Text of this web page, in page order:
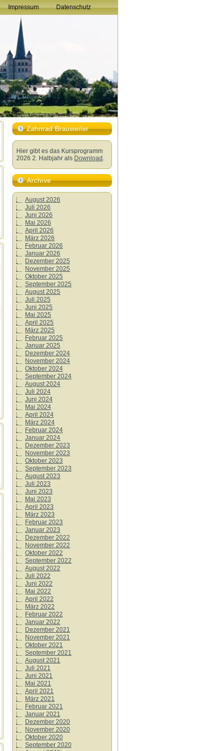
Impressum Datenschutz
Zahnrad Brauweiler
Hier gibt es das Kursprogramm
2026 2. Halbjahr als Download .
Archive
August 2026
Juli 2026
Juni 2026
Mai 2026
April 2026
März 2026
Februar 2026
Januar 2026
Dezember 2025
November 2025
Oktober 2025
September 2025
August 2025
Juli 2025
Juni 2025
Mai 2025
April 2025
März 2025
Februar 2025
Januar 2025
Dezember 2024
November 2024
Oktober 2024
September 2024
August 2024
Juli 2024
Juni 2024
Mai 2024
April 2024
März 2024
Februar 2024
Januar 2024
Dezember 2023
November 2023
Oktober 2023
September 2023
August 2023
Juli 2023
Juni 2023
Mai 2023
April 2023
März 2023
Februar 2023
Januar 2023
Dezember 2022
November 2022
Oktober 2022
September 2022
August 2022
Juli 2022
Juni 2022
Mai 2022
April 2022
März 2022
Februar 2022
Januar 2022
Dezember 2021
November 2021
Oktober 2021
September 2021
August 2021
Juli 2021
Juni 2021
Mai 2021
April 2021
März 2021
Februar 2021
Januar 2021
Dezember 2020
November 2020
Oktober 2020
September 2020